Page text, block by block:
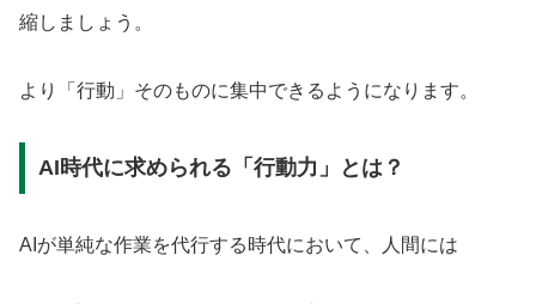
縮しましょう。
より「行動」そのものに集中できるようになります。
AI時代に求められる「行動力」とは？
AIが単純な作業を代行する時代において、人間には